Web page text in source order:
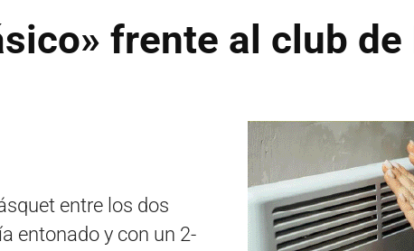
frente al club de
entre los dos
entonado y con un 2-